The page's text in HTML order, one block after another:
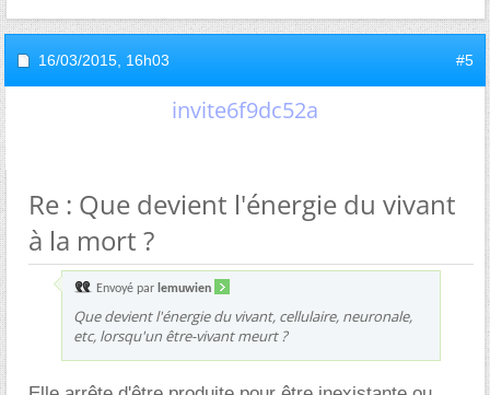
16/03/2015, 16h03 #5
invite6f9dc52a
Re : Que devient l'énergie du vivant
à la mort ?
Envoyé par lemuwien
Que devient l'énergie du vivant, cellulaire, neuronale,
etc, lorsqu'un être-vivant meurt ?